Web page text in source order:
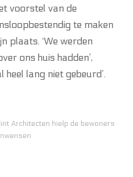
voorstel van de
te maken
plaats. ‘We werden
ons huis hadden’,
lang niet gebeurd’.
Architecten hielp de bewoners